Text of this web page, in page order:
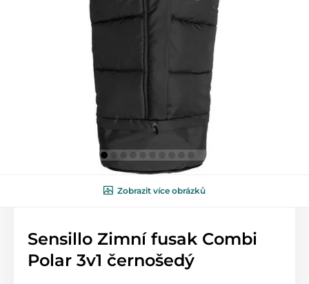
Zobrazit více obrázků
Sensillo Zimní fusak Combi
Polar 3v1 černošedý